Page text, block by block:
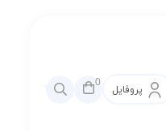
پروفایل
0